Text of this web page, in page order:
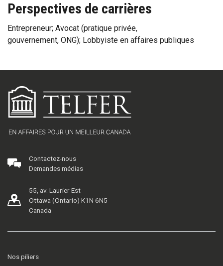
Perspectives de carrières
Entrepreneur; Avocat (pratique privée,
gouvernement, ONG); Lobbyiste en affaires publiques
Contactez-nous
Demandes médias
55, av. Laurier Est
Ottawa (Ontario) K1N 6N5
Canada
Nos piliers